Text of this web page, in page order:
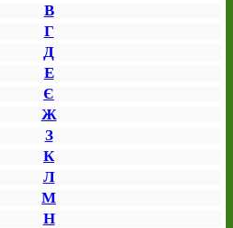
В
Г
Д
Е
Є
Ж
З
К
Л
М
Н